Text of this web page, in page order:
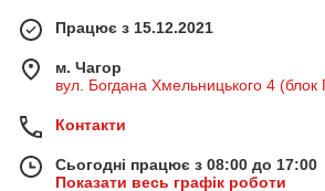
Працює з 15.12.2021
м. Чагор
вул. Богдана Хмельницького 4 (блок
Контакти
Сьогодні працює з 08:00 до 17:00
Показати весь графік роботи